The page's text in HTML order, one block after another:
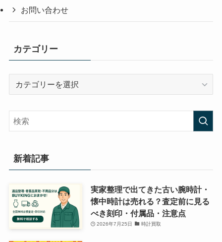
お問い合わせ
カテゴリー
リ
ー
新着記事
実家整理で出てきた古い腕時計・
懐中時計は売れる？査定前に見る
べき刻印・付属品・注意点
2026年7月25日 時計買取